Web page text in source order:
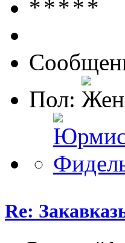
Пол:
Re: